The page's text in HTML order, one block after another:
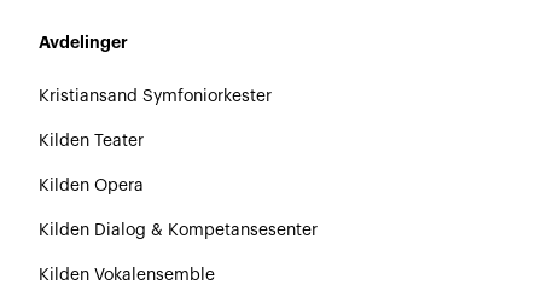
Avdelinger
Kristiansand Symfoniorkester
Kilden Teater
Kilden Opera
Kilden Dialog & Kompetansesenter
Kilden Vokalensemble